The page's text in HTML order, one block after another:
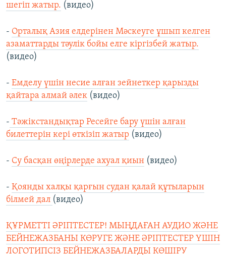
шегіп жатыр. (видео)
- Орталық Азия елдерінен Мәскеуге ұшып келген
азаматтарды тәулік бойы елге кіргізбей жатыр.
(видео)
- Емделу үшін несие алған зейнеткер қарызды
қайтара алмай әлек (видео)
- Тәжікстандықтар Ресейге бару үшін алған
билеттерін кері өткізіп жатыр (видео)
- Су басқан өңірлерде ахуал қиын (видео)
- Қоянды халқы қарғын судан қалай құтыларын
білмей дал (видео)
ҚҰРМЕТТІ ӘРІПТЕСТЕР! МЫҢДАҒАН АУДИО ЖӘНЕ
БЕЙНЕЖАЗБАНЫ КӨРУГЕ ЖӘНЕ ӘРІПТЕСТЕР ҮШІН
ЛОГОТИПСІЗ БЕЙНЕЖАЗБАЛАРДЫ КӨШІРУ